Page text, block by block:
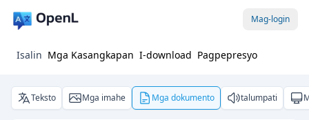
Mag-login
Isalin Mga Kasangkapan I-download Pagpepresyo
Teksto Mga imahe Mga dokumento talumpati